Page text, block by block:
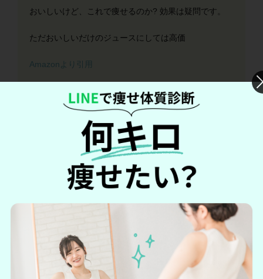
おいしいけど、これで痩せるのか? 効果は疑問です。
ただおいしいだけのジュースにしては高価
Amazonより引用
ふくちやん
効果は感じられなかった、
もっと続けたかったが、
Amazonより引用